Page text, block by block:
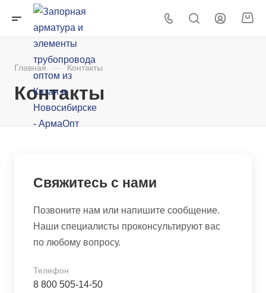
Главная — Контакты
Контакты
Свяжитесь с нами
Позвоните нам или напишите сообщение.
Наши специалисты проконсультируют вас
по любому вопросу.
Телефон
8 800 505-14-50